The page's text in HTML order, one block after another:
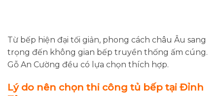
Từ bếp hiện đại tối giản, phong cách châu Âu sang
trọng đến không gian bếp truyền thống ấm cúng.
Gỗ An Cường đều có lựa chọn thích hợp.
Lý do nên chọn thi công tủ bếp tại Đỉnh